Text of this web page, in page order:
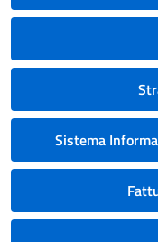
Sistema